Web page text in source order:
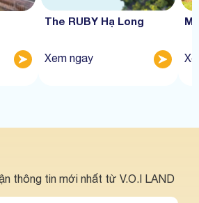
The RUBY Hạ Long
Xem ngay
thông tin mới nhất từ V.O.I LAND